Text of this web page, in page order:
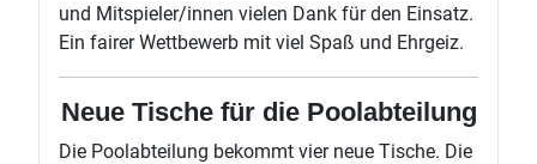
und Mitspieler/innen vielen Dank für den Einsatz.
Ein fairer Wettbewerb mit viel Spaß und Ehrgeiz.
Neue Tische für die Poolabteilung
Die Poolabteilung bekommt vier neue Tische. Die